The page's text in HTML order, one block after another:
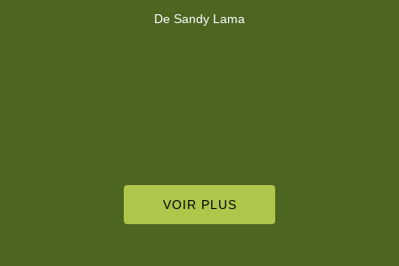
a bien conseillé. Tarif raisonnable. Je recommande cette
VOIR PLUS